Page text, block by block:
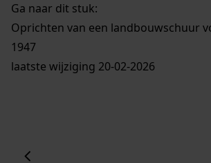
Ga naar dit stuk:
Oprichten van een landbouwschuur
1947
laatste wijziging 20-02-2026